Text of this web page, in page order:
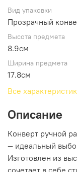
Вид упаковки
Прозрачный
Высота предмета
8.9см
Ширина предмета
17.8см
Все
Описание
Конверт ручной
— идеальный
Изготовлен из
сочетает в себе